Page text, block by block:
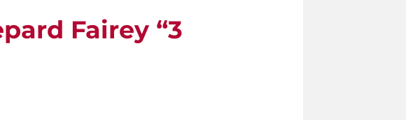
Fairey “3